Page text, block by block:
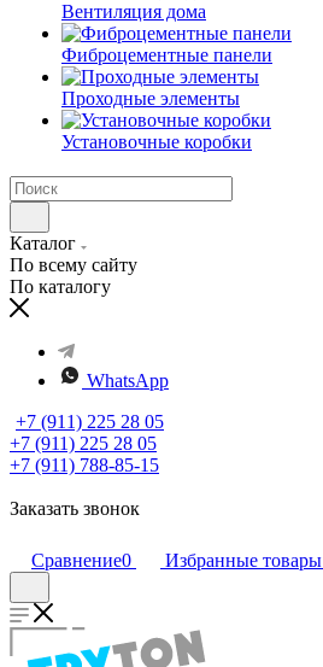
Вентиляция дома
Фиброцементные панели
Проходные элементы
Установочные коробки
Каталог
По всему сайту
По каталогу
WhatsApp
+7 (911) 225 28 05
+7 (911) 225 28 05
+7 (911) 788-85-15
Заказать звонок
Сравнение0 Избранные товары